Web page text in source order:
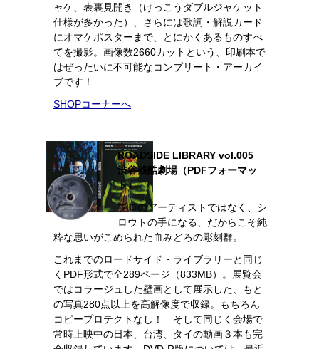
ャケ、表裏見開き（けっこうダブルジャケット
仕様が多かった）、さらには歌詞・解説カード
にオマケポスターまで、とにかくあるものすべ
てを撮影。画像数2660カットという、印刷本で
はぜったいに不可能なコンプリート・アーカイ
ブです！
SHOPコーナーへ
ROADSIDE LIBRARY vol.005
渋谷残酷劇場（PDFフォーマッ
ト）
プロのアーティストではなく、シ
ロウトの手になる、だからこそ純
粋な思いがこめられた血みどろの彫刻群。
これまでのロードサイド・ライブラリーと同じ
くPDF形式で全289ページ（833MB）。展覧会
ではコラージュした壁画として展示した、もと
の写真280点以上を高解像度で収録。もちろん
コピープロテクトなし！ そして同じく会場で
常時上映中の日本、台湾、タイの動画３本も完